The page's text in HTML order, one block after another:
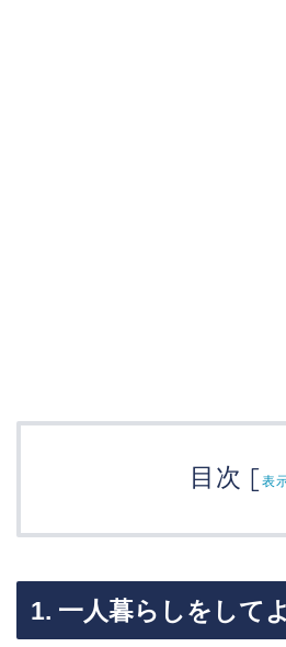
目次 [表
1. 一人暮らしをして